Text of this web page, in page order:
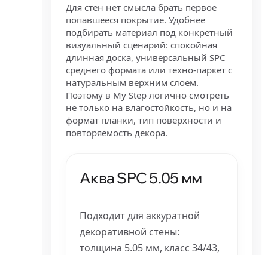
Для стен нет смысла брать первое
попавшееся покрытие. Удобнее
подбирать материал под конкретный
визуальный сценарий: спокойная
длинная доска, универсальный SPC
среднего формата или техно-паркет с
натуральным верхним слоем.
Поэтому в My Step логично смотреть
не только на влагостойкость, но и на
формат планки, тип поверхности и
повторяемость декора.
Аква SPC 5.05 мм
Подходит для аккуратной
декоративной стены:
толщина 5.05 мм, класс 34/43,